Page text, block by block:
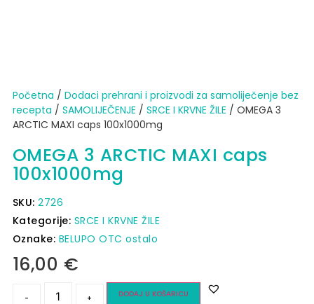
Početna / Dodaci prehrani i proizvodi za samoliječenje bez
recepta / SAMOLIJEČENJE / SRCE I KRVNE ŽILE / OMEGA 3
ARCTIC MAXI caps 100x1000mg
OMEGA 3 ARCTIC MAXI caps
100x1000mg
SKU:2726
Kategorije: SRCE I KRVNE ŽILE
Oznake: BELUPO OTC ostalo
16,00 €
- + DODAJ U KOŠARICU